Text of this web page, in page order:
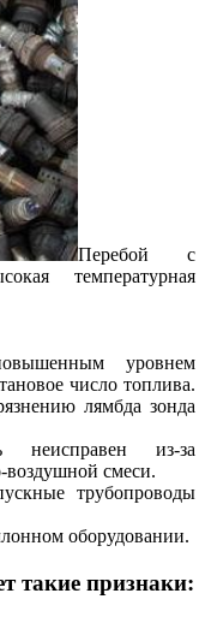
Перебой с
температурная
уровнем
число топлива.
лямбда зонда
из-за
воздушной смеси.
трубопроводы
оборудовании.
такие признаки: